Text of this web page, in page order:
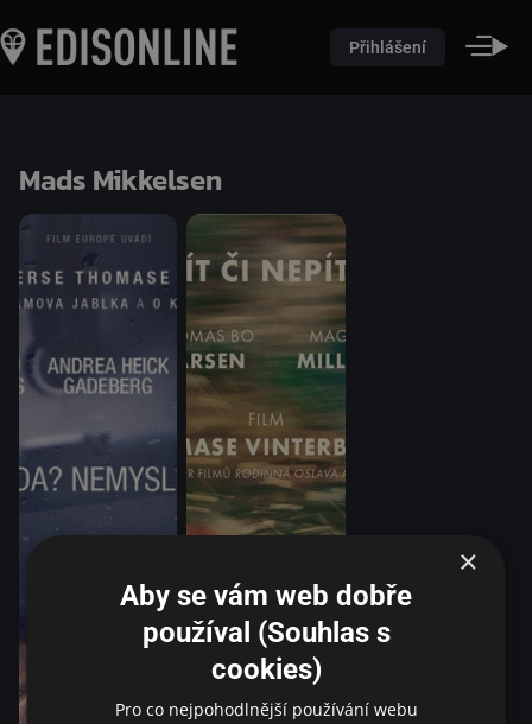
Přihlášení
Mads Mikkelsen
×
Aby se vám web dobře
používal (Souhlas s
cookies)
Pro co nejpohodlnější používání webu